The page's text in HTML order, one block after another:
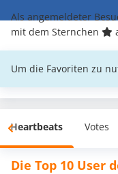
Als angemeldeter
mit dem Sternchen
Um die Favoriten zu
Heartbeats Votes
Die Top 10 User